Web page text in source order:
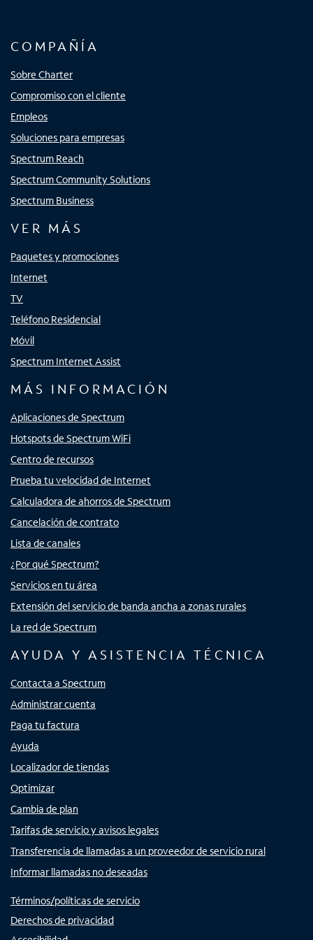
COMPAÑÍA
Sobre Charter
Compromiso con el cliente
Empleos
Soluciones para empresas
Spectrum Reach
Spectrum Community Solutions
Spectrum Business
VER MÁS
Paquetes y promociones
Internet
TV
Teléfono Residencial
Móvil
Spectrum Internet Assist
MÁS INFORMACIÓN
Aplicaciones de Spectrum
Hotspots de Spectrum WiFi
Centro de recursos
Prueba tu velocidad de Internet
Calculadora de ahorros de Spectrum
Cancelación de contrato
Lista de canales
¿Por qué Spectrum?
Servicios en tu área
Extensión del servicio de banda ancha a zonas rurales
La red de Spectrum
AYUDA Y ASISTENCIA TÉCNICA
Contacta a Spectrum
Administrar cuenta
Paga tu factura
Ayuda
Localizador de tiendas
Optimizar
Cambia de plan
Tarifas de servicio y avisos legales
Transferencia de llamadas a un proveedor de servicio rural
Informar llamadas no deseadas
Términos/políticas de servicio
Derechos de privacidad